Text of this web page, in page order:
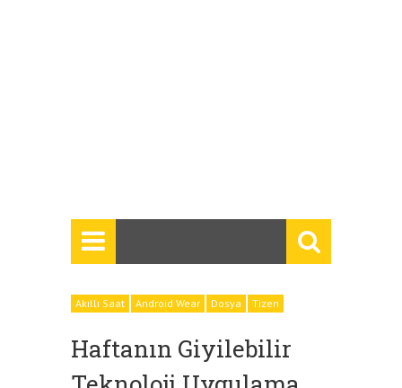
Akıllı Saat Android Wear Dosya Tizen
Haftanın Giyilebilir